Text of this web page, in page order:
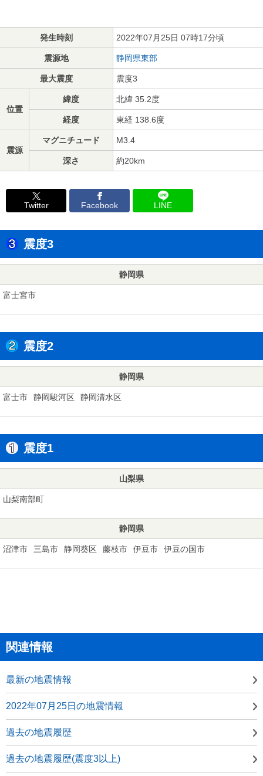
発生時刻 2022年07月25日 07時17分頃
震源地 静岡県東部
最大震度 震度3
位置
緯度 北緯 35.2度
経度 東経 138.6度
震源
マグニチュード M3.4
深さ 約20km
Twitter Facebook LINE
震度3
静岡県
富士宮市
震度2
静岡県
富士市 静岡駿河区 静岡清水区
震度1
山梨県
山梨南部町
静岡県
沼津市 三島市 静岡葵区 藤枝市 伊豆市 伊豆の国市
関連情報
最新の地震情報
2022年07月25日の地震情報
過去の地震履歴
過去の地震履歴(震度3以上)